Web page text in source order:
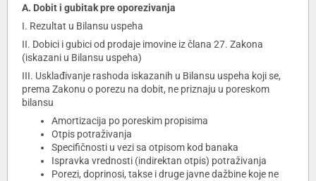
A. Dobit i gubitak pre oporezivanja
I. Rezultat u Bilansu uspeha
II. Dobici i gubici od prodaje imovine iz člana 27. Zakona
(iskazani u Bilansu uspeha)
III. Usklađivanje rashoda iskazanih u Bilansu uspeha koji se,
prema Zakonu o porezu na dobit, ne priznaju u poreskom
bilansu
Amortizacija po poreskim propisima
Otpis potraživanja
Specifičnosti u vezi sa otpisom kod banaka
Ispravka vrednosti (indirektan otpis) potraživanja
Porezi, doprinosi, takse i druge javne dažbine koje ne